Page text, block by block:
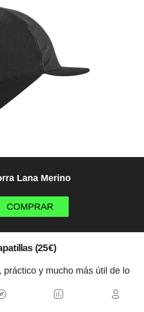
Lana Merino
COMPRAR
(25€)
práctico y mucho más útil de lo
secado tras rutas bajo la lluvia